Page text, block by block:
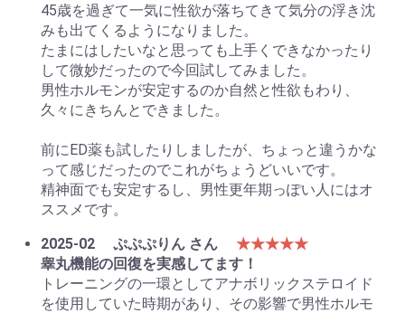
45歳を過ぎて一気に性欲が落ちてきて気分の浮き沈
みも出てくるようになりました。
たまにはしたいなと思っても上手くできなかったり
して微妙だったので今回試してみました。
男性ホルモンが安定するのか自然と性欲もわり、
久々にきちんとできました。
前にED薬も試したりしましたが、ちょっと違うかな
って感じだったのでこれがちょうどいいです。
精神面でも安定するし、男性更年期っぽい人にはオ
ススメです。
2025-02
ぷぷぷりん さん
★★★★★
睾丸機能の回復を実感してます！
トレーニングの一環としてアナボリックステロイド
を使用していた時期があり、その影響で男性ホルモ